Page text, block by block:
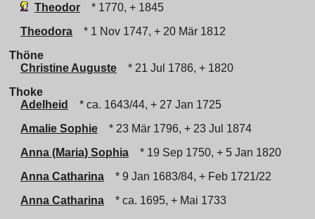
Theodor
* 1770, + 1845
Theodora
* 1 Nov 1747, + 20 Mär 1812
Thöne
Christine Auguste
* 21 Jul 1786, + 1820
Thoke
Adelheid
* ca. 1643/44, + 27 Jan 1725
Amalie Sophie
* 23 Mär 1796, + 23 Jul 1874
Anna (Maria) Sophia
* 19 Sep 1750, + 5 Jan 1820
Anna Catharina
* 9 Jan 1683/84, + Feb 1721/22
Anna Catharina
* ca. 1695, + Mai 1733